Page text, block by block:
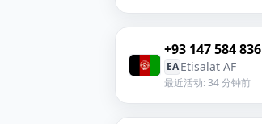
+93 147 584 836
EA Etisalat AF
最近活动: 34 分钟前